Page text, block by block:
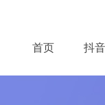
首页 抖